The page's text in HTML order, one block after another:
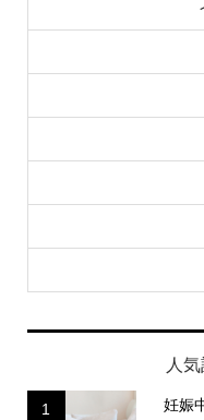
人
1
妊娠